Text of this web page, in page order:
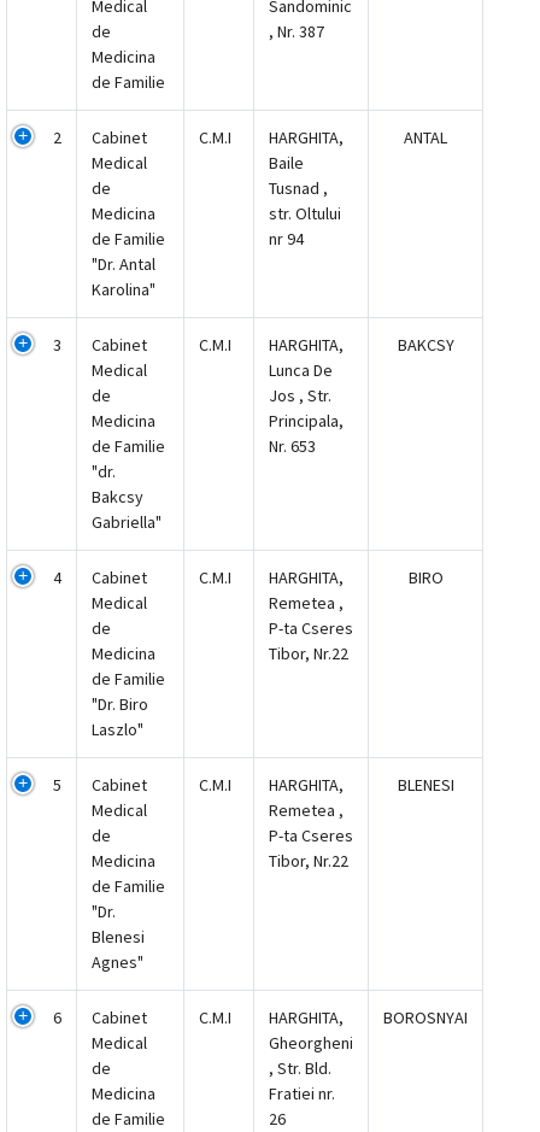
Medical
de
Medicina
de Familie
Sandominic
, Nr. 387
2
Cabinet
Medical
de
Medicina
de Familie
"Dr. Antal
Karolina"
C.M.I
HARGHITA,
Baile
Tusnad ,
str. Oltului
nr 94
ANTAL
3
Cabinet
Medical
de
Medicina
de Familie
"dr.
Bakcsy
Gabriella"
C.M.I
HARGHITA,
Lunca De
Jos , Str.
Principala,
Nr. 653
BAKCSY
4
Cabinet
Medical
de
Medicina
de Familie
"Dr. Biro
Laszlo"
C.M.I
HARGHITA,
Remetea ,
P-ta Cseres
Tibor, Nr.22
BIRO
5
Cabinet
Medical
de
Medicina
de Familie
"Dr.
Blenesi
Agnes"
C.M.I
HARGHITA,
Remetea ,
P-ta Cseres
Tibor, Nr.22
BLENESI
6
Cabinet
Medical
de
Medicina
de Familie
C.M.I
HARGHITA,
Gheorgheni
, Str. Bld.
Fratiei nr.
26
BOROSNYAI